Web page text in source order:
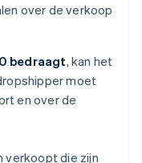
over de verkoop
bedraagt, kan het
moet
en over de
verkoopt die zijn